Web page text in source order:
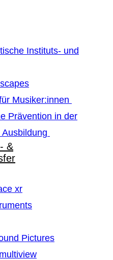
Instituts- und
Musiker:innen
Prävention in der
&
xr
Pictures